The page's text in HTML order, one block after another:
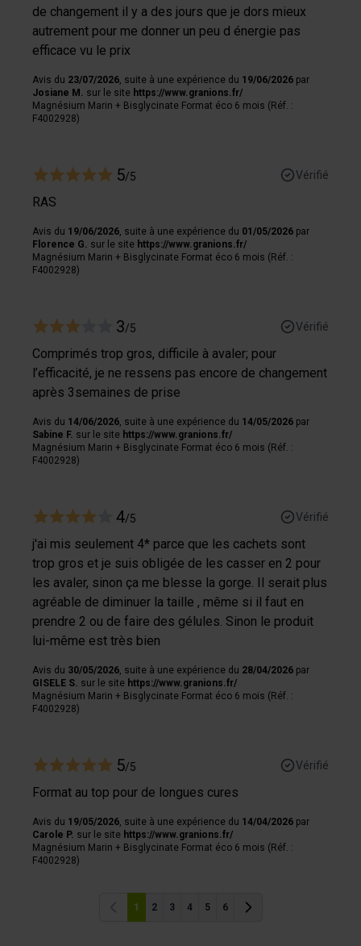
de changement il y a des jours que je dors mieux
autrement pour me donner un peu d énergie pas
efficace vu le prix
Avis du 23/07/2026 , suite à une expérience du 19/06/2026 par
Josiane M.
sur le site https://www.granions.fr/
Magnésium Marin + Bisglycinate Format éco 6 mois (Réf. :
F4002928)
5/5 Vérifié
RAS
Avis du 19/06/2026 , suite à une expérience du 01/05/2026 par
Florence G.
sur le site https://www.granions.fr/
Magnésium Marin + Bisglycinate Format éco 6 mois (Réf. :
F4002928)
3/5 Vérifié
Comprimés trop gros, difficile à avaler; pour
l’efficacité, je ne ressens pas encore de changement
après 3semaines de prise
Avis du 14/06/2026 , suite à une expérience du 14/05/2026 par
Sabine F. sur le site https://www.granions.fr/
Magnésium Marin + Bisglycinate Format éco 6 mois (Réf. :
F4002928)
4/5 Vérifié
j'ai mis seulement 4* parce que les cachets sont
trop gros et je suis obligée de les casser en 2 pour
les avaler, sinon ça me blesse la gorge. Il serait plus
agréable de diminuer la taille , même si il faut en
prendre 2 ou de faire des gélules. Sinon le produit
lui-même est très bien
Avis du 30/05/2026 , suite à une expérience du 28/04/2026 par
GISELE S. sur le site https://www.granions.fr/
Magnésium Marin + Bisglycinate Format éco 6 mois (Réf. :
F4002928)
5/5 Vérifié
Format au top pour de longues cures
Avis du 19/05/2026 , suite à une expérience du 14/04/2026 par
Carole P. sur le site https://www.granions.fr/
Magnésium Marin + Bisglycinate Format éco 6 mois (Réf. :
F4002928)
Précédent
1 2 3 4 5 6
Précédent